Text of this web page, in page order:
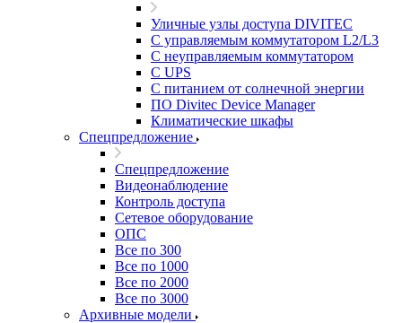
Уличные узлы доступа DIVITEC
С управляемым коммутатором L2/L3
С неуправляемым коммутатором
С UPS
С питанием от солнечной энергии
ПО Divitec Device Manager
Климатические шкафы
Спецпредложение
Спецпредложение
Видеонаблюдение
Контроль доступа
Сетевое оборудование
ОПС
Все по 300
Все по 1000
Все по 2000
Все по 3000
Архивные модели